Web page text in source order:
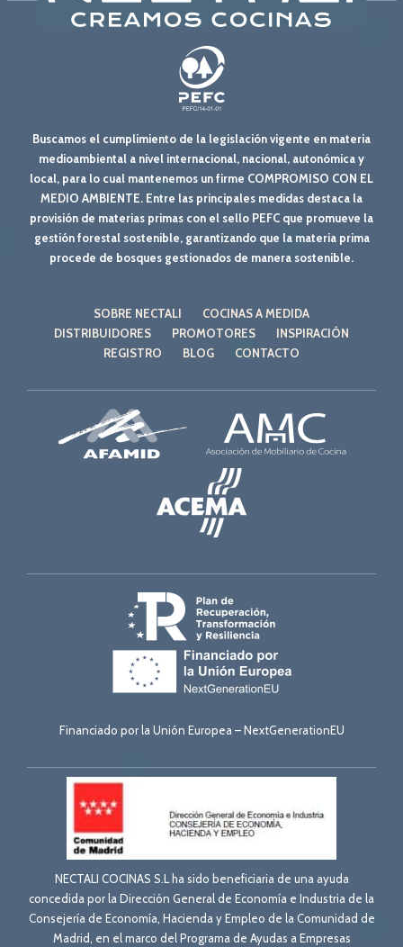
Buscamos el cumplimiento de la legislación vigente en materia
medioambiental a nivel internacional, nacional, autonómica y
local, para lo cual mantenemos un firme COMPROMISO CON EL
MEDIO AMBIENTE. Entre las principales medidas destaca la
provisión de materias primas con el sello PEFC que promueve la
gestión forestal sostenible, garantizando que la materia prima
procede de bosques gestionados de manera sostenible.
SOBRE NECTALI
COCINAS A MEDIDA
DISTRIBUIDORES
PROMOTORES
INSPIRACIÓN
REGISTRO
BLOG CONTACTO
Financiado por la Unión Europea – NextGenerationEU
NECTALI COCINAS S.L ha sido beneficiaria de una ayuda
concedida por la Dirección General de Economía e Industria de la
Consejería de Economía, Hacienda y Empleo de la Comunidad de
Madrid, en el marco del Programa de Ayudas a Empresas